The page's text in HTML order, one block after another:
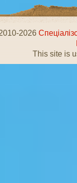
2026
This site is